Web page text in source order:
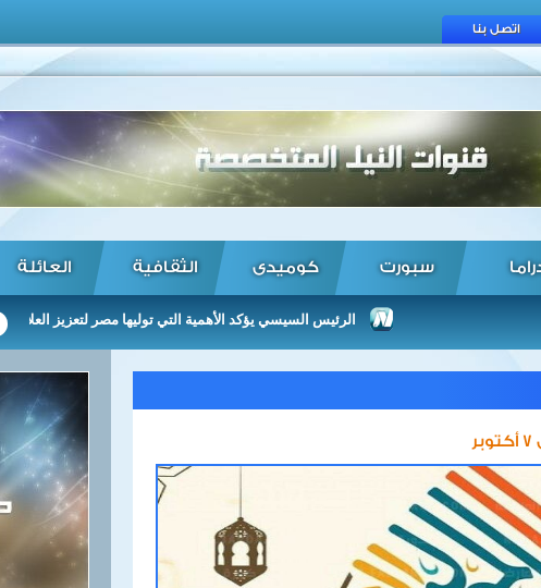
اتصل بنا
سبورت كوميدى الثقافية العائلة
الرئيس السيسي يؤكد الأهمية التي توليها مصر لتعزيز العلاقات مع